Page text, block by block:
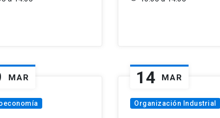
MAR 14 MAR
Organización Industrial